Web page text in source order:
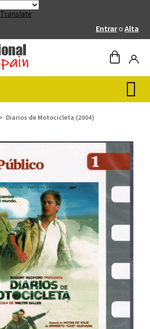
Translate
Entraro Alta
Diarios de Motocicleta (2004)